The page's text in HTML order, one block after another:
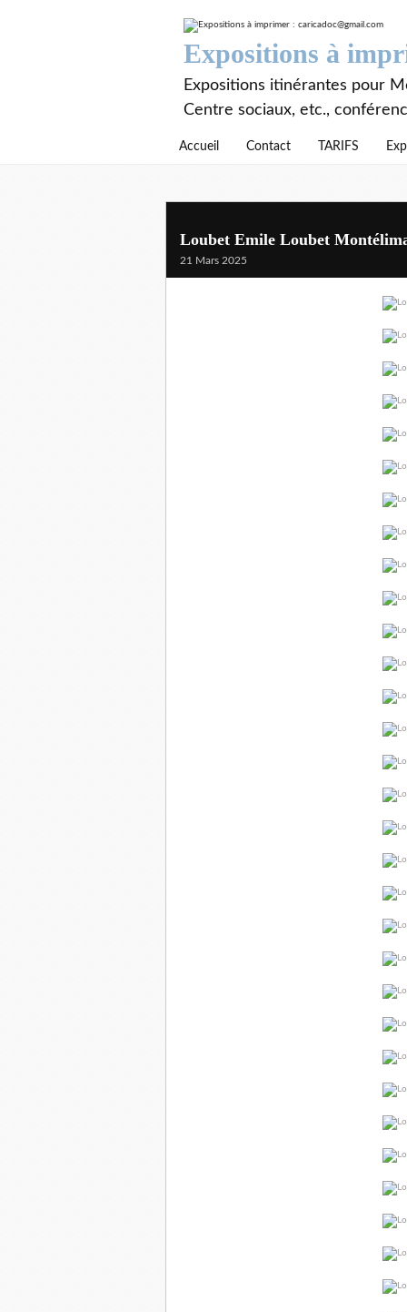
Expositions à
Expositions itinérantes pour
Centre sociaux, etc.,
Accueil Contact TARIFS
Loubet Emile Loubet
21 Mars 2025